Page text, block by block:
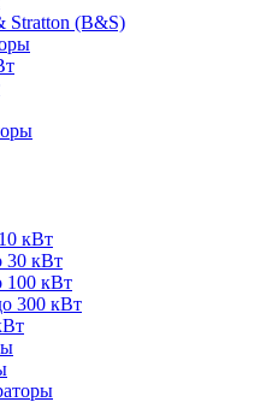
Stratton (B&S)
кВт
30 кВт
100 кВт
300 кВт